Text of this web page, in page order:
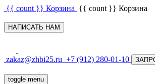
{{ count }} Корзина {{ count }} Корзина
НАПИСАТЬ НАМ
zakaz@zhbi25.ru +7 (912) 280-01-10
toggle menu